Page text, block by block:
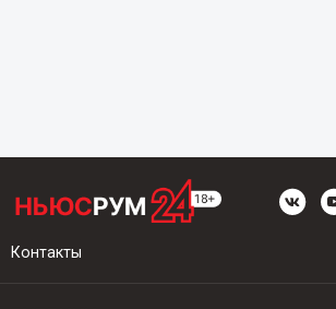
Контакты